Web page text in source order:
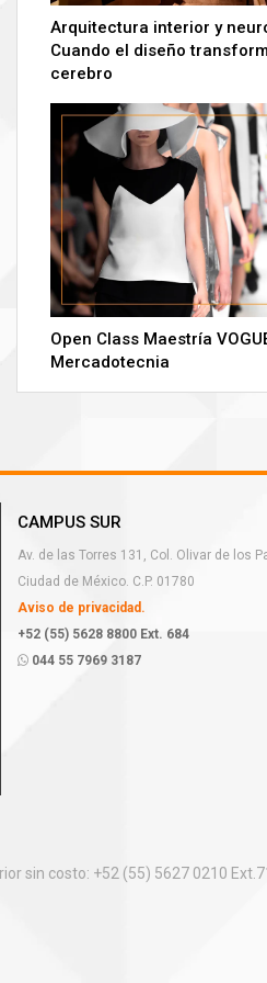
Arquitectura interior y
Cuando el diseño
cerebro
Open Class Maestría
Mercadotecnia
CAMPUS SUR
Av. de las Torres 131, Col. Olivar de los
Ciudad de México. C.P. 01780
Aviso de privacidad.
+52 (55) 5628 8800 Ext. 684
044 55 7969 3187
sin costo: +52 (55) 5627 0210